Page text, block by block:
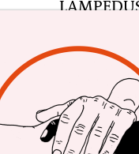
Emitola
Tage ist
wieder
Träume